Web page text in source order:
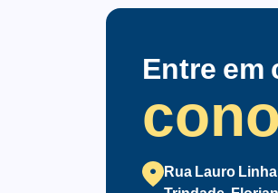
? Salão gourmet
? Quiosques com
? Brinquedoteca
? Lounge externo
? Coworking
Entre em
Rua Lauro